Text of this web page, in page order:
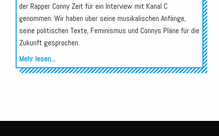
der Rapper Conny Zeit für ein Interview mit Kanal C
genommen. Wir haben über seine musikalischen Anfänge,
seine politischen Texte, Feminismus und Connys Pläne für die
Zukunft gesprochen.
Mehr lesen...